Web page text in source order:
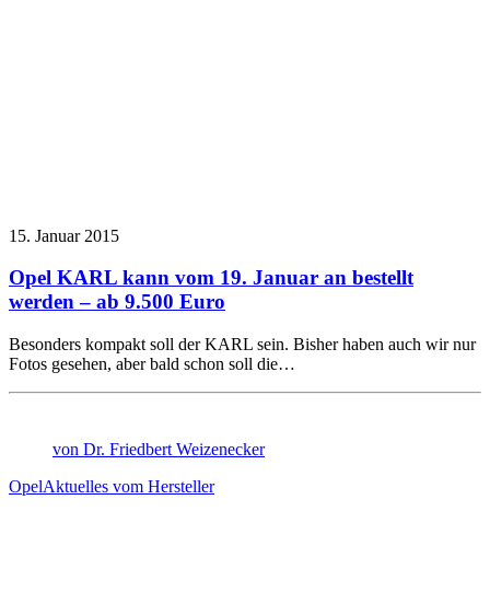
15. Januar 2015
Opel KARL kann vom 19. Januar an bestellt
werden – ab 9.500 Euro
Besonders kompakt soll der KARL sein. Bisher haben auch wir nur
Fotos gesehen, aber bald schon soll die…
von Dr. Friedbert Weizenecker
OpelAktuelles vom Hersteller